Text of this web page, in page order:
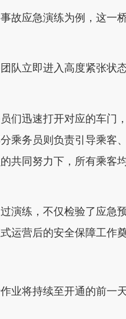
应急演练为例，这一
立即进入高度紧张状
迅速打开对应的车门
乘务员则负责引导乘客
共同努力下，所有乘客
练，不仅检验了应急
运营后的安全保障工作
将持续至开通的前一